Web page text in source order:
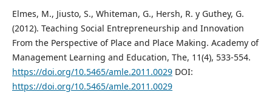
Elmes, M., Jiusto, S., Whiteman, G., Hersh, R. y Guthey, G.
(2012). Teaching Social Entrepreneurship and Innovation
From the Perspective of Place and Place Making. Academy of
Management Learning and Education, The, 11(4), 533-554.
https://doi.org/10.5465/amle.2011.0029DOI:
https://doi.org/10.5465/amle.2011.0029